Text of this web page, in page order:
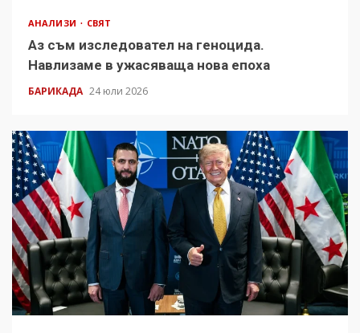
АНАЛИЗИ СВЯТ
Аз съм изследовател на геноцида.
Навлизаме в ужасяваща нова епоха
БАРИКАДА 24 юли 2026